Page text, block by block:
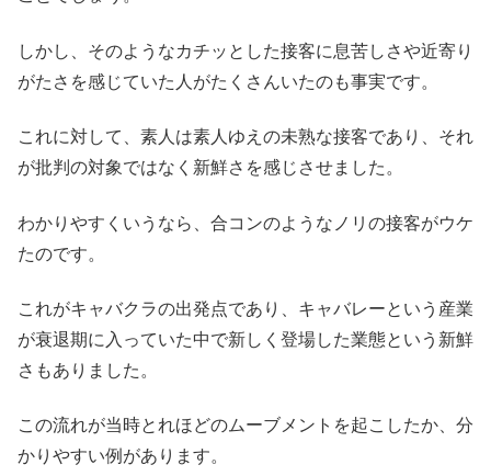
しかし、そのようなカチッとした接客に息苦しさや近寄り
がたさを感じていた人がたくさんいたのも事実です。
これに対して、素人は素人ゆえの未熟な接客であり、それ
が批判の対象ではなく新鮮さを感じさせました。
わかりやすくいうなら、合コンのようなノリの接客がウケ
たのです。
これがキャバクラの出発点であり、キャバレーという産業
が衰退期に入っていた中で新しく登場した業態という新鮮
さもありました。
この流れが当時とれほどのムーブメントを起こしたか、分
かりやすい例があります。